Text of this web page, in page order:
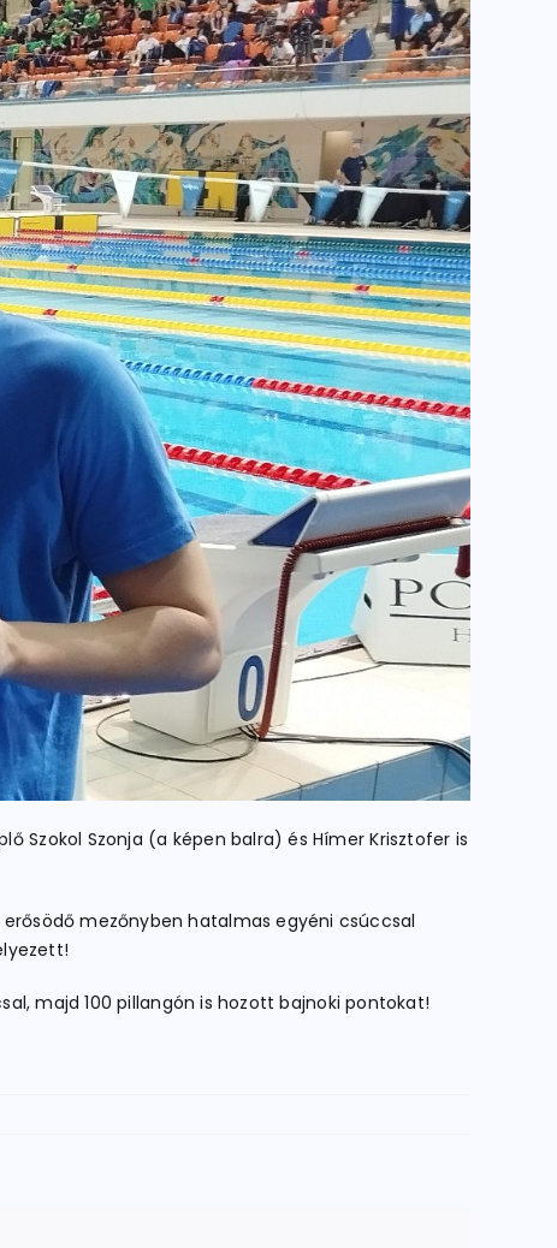
Szokol Szonja (a képen balra) és Hímer Krisztofer is
mezőnyben hatalmas egyéni csúccsal
majd 100 pillangón is hozott bajnoki pontokat!